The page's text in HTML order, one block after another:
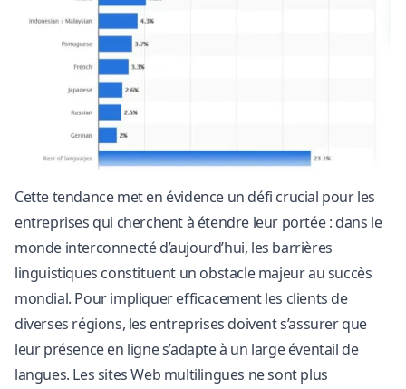
Cette tendance met en évidence un défi crucial pour les
entreprises qui cherchent à étendre leur portée : dans le
monde interconnecté d’aujourd’hui, les barrières
linguistiques constituent un obstacle majeur au succès
mondial. Pour impliquer efficacement les clients de
diverses régions, les entreprises doivent s’assurer que
leur présence en ligne s’adapte à un large éventail de
langues. Les sites Web multilingues ne sont plus